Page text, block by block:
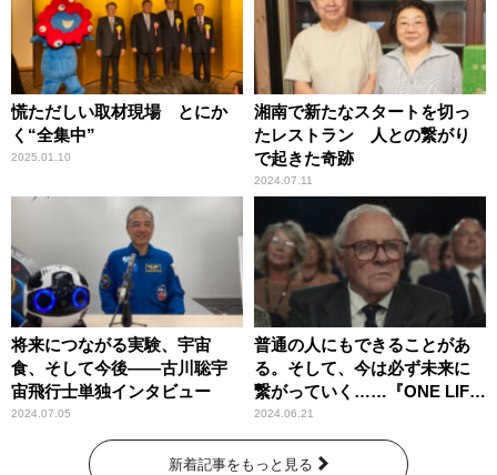
慌ただしい取材現場 とにか
く“全集中”
2025.01.10
湘南で新たなスタートを切っ
たレストラン 人との繋がり
で起きた奇跡
2024.07.11
将来につながる実験、宇宙
食、そして今後――古川聡宇
宙飛行士単独インタビュー
2024.07.05
普通の人にもできることがあ
る。そして、今は必ず未来に
繋がっていく……『ONE LIFE
奇跡が繋いだ6000の命』
2024.06.21
新着記事をもっと見る